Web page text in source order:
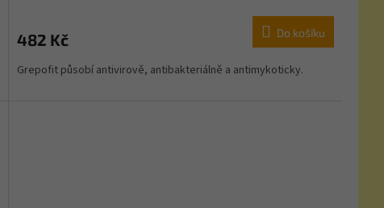
482 Kč Do košíku
Grepofit působí antivirově, antibakteriálně a antimykoticky.